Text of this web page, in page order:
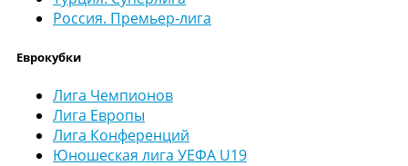
Россия. Премьер-лига
Еврокубки
Лига Чемпионов
Лига Европы
Лига Конференций
Юношеская лига УЕФА U19